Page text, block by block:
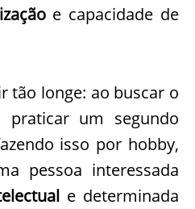
e capacidade de
tão longe: ao buscar o
praticar um segundo
isso por hobby,
pessoa interessada
e determinada